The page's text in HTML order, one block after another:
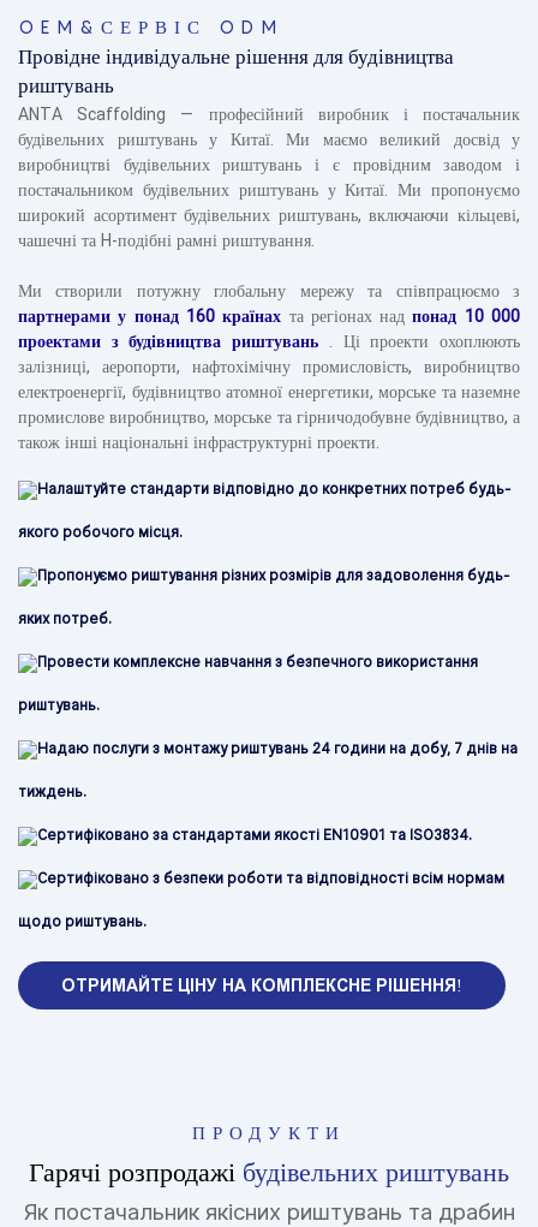
OEM&СЕРВІС ODM
Провідне індивідуальне рішення для будівництва
риштувань
ANTA Scaffolding — професійний виробник і постачальник
будівельних риштувань у Китаї. Ми маємо великий досвід у
виробництві будівельних риштувань і є провідним заводом і
постачальником будівельних риштувань у Китаї. Ми пропонуємо
широкий асортимент будівельних риштувань, включаючи кільцеві,
чашечні та H-подібні рамні риштування.
Ми створили потужну глобальну мережу та співпрацюємо з
партнерами у понад 160 країнах та регіонах надпонад 10 000
проектами з будівництва риштувань . Ці проекти охоплюють
залізниці, аеропорти, нафтохімічну промисловість, виробництво
електроенергії, будівництво атомної енергетики, морське та наземне
промислове виробництво, морське та гірничодобувне будівництво, а
також інші національні інфраструктурні проекти.
Налаштуйте стандарти відповідно до конкретних потреб будь-
якого робочого місця.
Пропонуємо риштування різних розмірів для задоволення будь-
яких потреб.
Провести комплексне навчання з безпечного використання
риштувань.
Надаю послуги з монтажу риштувань 24 години на добу, 7 днів на
тиждень.
Сертифіковано за стандартами якості EN10901 та ISO3834.
Сертифіковано з безпеки роботи та відповідності всім нормам
щодо риштувань.
ОТРИМАЙТЕ ЦІНУ НА КОМПЛЕКСНЕ РІШЕННЯ!
ПРОДУКТИ
Гарячі розпродажі будівельних риштувань
Як постачальник якісних риштувань та драбин